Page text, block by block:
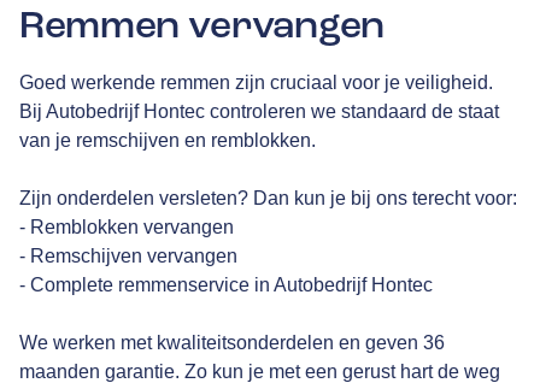
Remmen vervangen
Goed werkende remmen zijn cruciaal voor je veiligheid.
Bij Autobedrijf Hontec controleren we standaard de staat
van je remschijven en remblokken.
Zijn onderdelen versleten? Dan kun je bij ons terecht voor:
- Remblokken vervangen
- Remschijven vervangen
- Complete remmenservice in Autobedrijf Hontec
We werken met kwaliteitsonderdelen en geven 36
maanden garantie. Zo kun je met een gerust hart de weg